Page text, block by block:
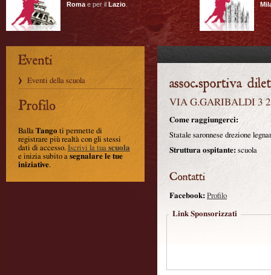
Roma e per il Lazio
Eventi della scuola
Balla Tango ti permette di
registrare più realtà con gli stessi
dati di accesso. Iscrivi la tua scuola
e inizia subito a segnalare le tue
iniziative.
VIA G.GARIBALDI 3
Come raggiungerci:
Statale saronnese drezione
Struttura ospitante: scuola
Facebook: Profilo
Link Sponsorizzati